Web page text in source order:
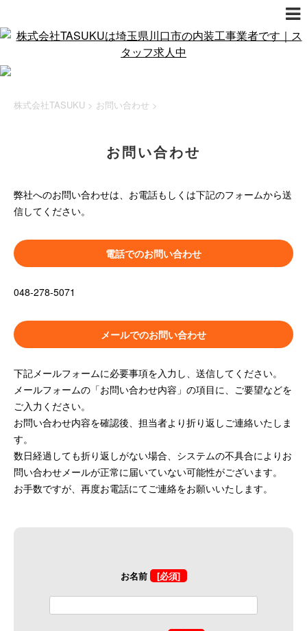
株式会社TASUKU > お問い合わせ >
お問い合わせ
弊社へのお問い合わせは、お電話もしくは下記のフォームから送
信してください。
電話でのお問い合わせ
048-278-5071
メールでのお問い合わせ
下記メールフォームに必要事項を入力し、送信してください。
メールフォームの「お問い合わせ内容」の項目に、ご要望などを
ご入力ください。
お問い合わせ内容を確認後、担当者より折り返しご連絡いたしま
す。
数日経過しても折り返しがない場合、システムの不具合によりお
問い合わせメールが正常に届いていない可能性がございます。
お手数ですが、再度お電話にてご連絡をお願いいたします。
お名前 [必須]